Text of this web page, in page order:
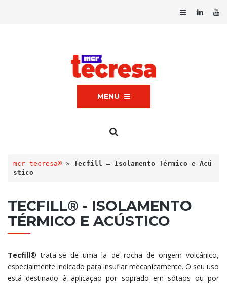
MENU
mcr tecresa® » Tecfill – Isolamento Térmico e Acú
stico
TECFILL® - ISOLAMENTO
TÉRMICO E ACÚSTICO
Tecfill® trata-se de uma lã de rocha de origem volcânico,
especialmente indicado para insuflar mecanicamente. O seu uso
está destinado à aplicação por soprado em sótãos ou por